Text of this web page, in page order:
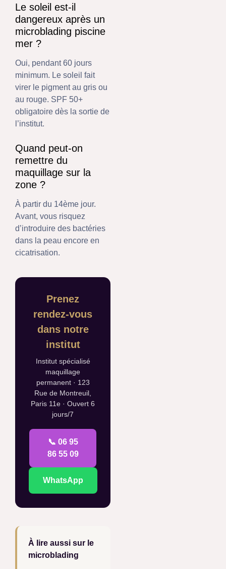
Le soleil est-il
dangereux après un
microblading piscine
mer ?
Oui, pendant 60 jours
minimum. Le soleil fait
virer le pigment au gris ou
au rouge. SPF 50+
obligatoire dès la sortie de
l’institut.
Quand peut-on
remettre du
maquillage sur la
zone ?
À partir du 14ème jour.
Avant, vous risquez
d’introduire des bactéries
dans la peau encore en
cicatrisation.
Prenez
rendez-vous
dans notre
institut
Institut spécialisé
maquillage
permanent · 123
Rue de Montreuil,
Paris 11e · Ouvert 6
jours/7
📞 06 95
86 55 09
WhatsApp
À lire aussi sur le
microblading